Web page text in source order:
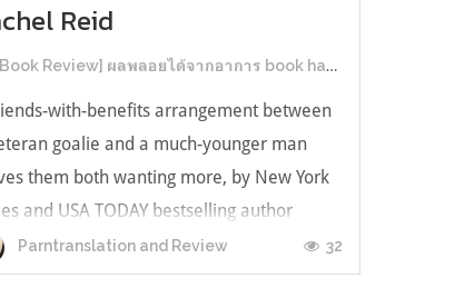
Reid
Review] ผลพลอยได้จากอาการ book hangover หลังอ่านสารพัน MM Romance
with-benefits arrangement between
goalie and a much-younger man
them both wanting more, by New York
and USA TODAY bestselling author
Reid. เป็นเรื่องลำดับที่ 4ในซีรีส์ Game
และเป็นเล่มที่ 4 ที่เราหยิบมาอ่าน ใน
Parntranslation and Review 32